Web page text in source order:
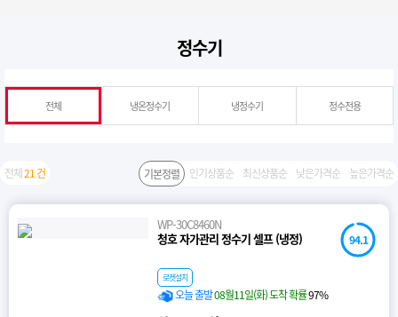
정수기
전체 냉온정수기 냉정수기 정수전용
전체21 건 기본정렬 인기상품순 최신상품순 낮은가격순 높은가격순
94.1
WP-30C8460N
청호 자가관리 정수기 셀프 (냉정)
로켓설치
오늘 출발08월11일(화) 도착 확률97%